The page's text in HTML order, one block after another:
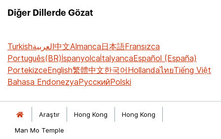
Diğer Dillerde Gözat
Turkishالعربية中文Almanca日本語Fransızca
Português(BR)İspanyolcaİtalyancaEspañol (España)
PortekizceEnglish繁體中文한국어HollandaไทยTiếng Việt
Bahasa EndonezyaРусскийPolski
Araştır Hong Kong
Hong Kong
Man Mo Temple